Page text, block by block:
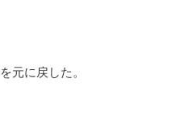
元に戻した。